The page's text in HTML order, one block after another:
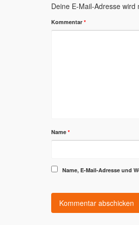
Deine E-Mail-Adresse wird
Kommentar *
Name *
Name, E-Mail-Adresse und